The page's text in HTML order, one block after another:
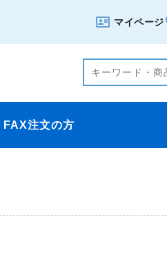
マイページ
FAX注文の方